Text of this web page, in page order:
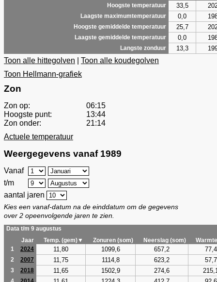
Hoogste temperatuur
33,5
Laagste maximumtemperatuur 0,0
Hoogste gemiddelde temperatuur 25,7
Laagste gemiddelde temperatuur 0,0
Langste zonduur 13,3
Toon alle hittegolven
Toon alle koudegolven
Toon Hellmann-grafiek
Zon
Zon op:
06:15
Hoogste punt:
13:44
Zon onder:
21:14
Actuele temperatuur
Weergegevens vanaf 1989
Vanaf
t/m
aantal jaren
Kies een vanaf-datum na de einddatum om de gegevens
over 2 opeenvolgende jaren te zien.
Data t/m 9 augustus
Jaar
Temp. (gem)▼ Zonuren (som) Neerslag (som)
1
2024 11,80 1099,6 657,2 77,4
2 2007 11,75 1114,8 623,2 57,7
3 2018 11,65 1502,9 274,6